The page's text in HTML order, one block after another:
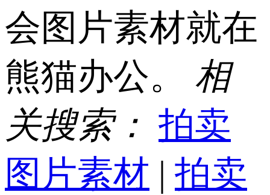
会图片素材就在
熊猫办公。
相
关搜索： 拍卖
图片素材 | 拍卖